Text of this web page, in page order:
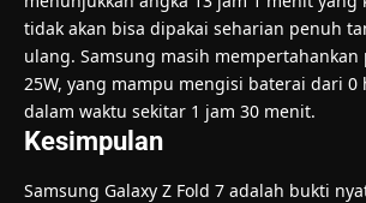
tidak akan bisa dipakai seharian penuh
ulang. Samsung masih mempertahankan
25W, yang mampu mengisi baterai dari 0
dalam waktu sekitar 1 jam 30 menit.
Kesimpulan
Samsung Galaxy Z Fold 7 adalah bukti